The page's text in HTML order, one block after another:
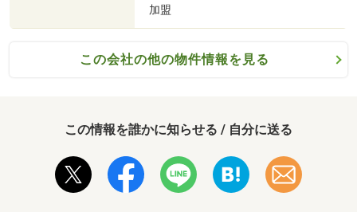
加盟
この会社の他の物件情報を見る
この情報を誰かに知らせる / 自分に送る